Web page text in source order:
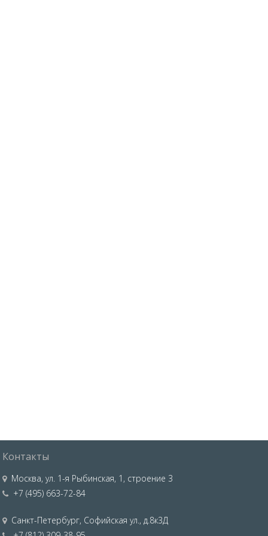
Контакты
Москва,ул. 1-я Рыбинская, 1, строение 3
+7 (495) 663-72-84
Санкт-Петербург, Софийская ул., д.8к3Д